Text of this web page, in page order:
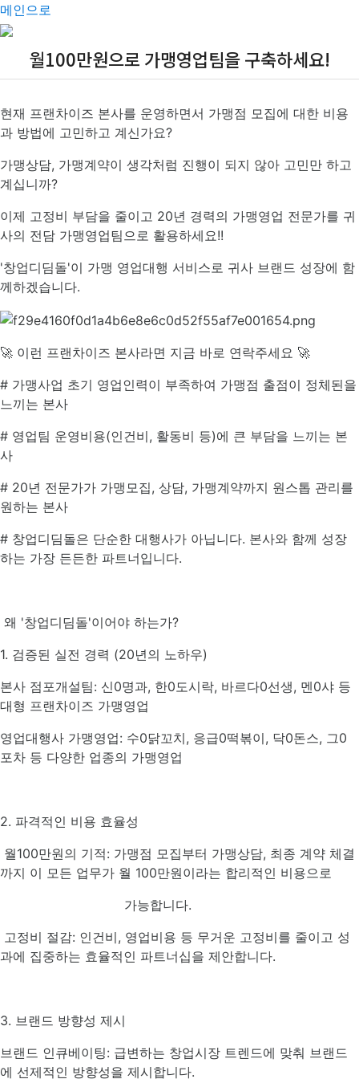
메인으로
월100만원으로 가맹영업팀을 구축하세요!
현재 프랜차이즈 본사를 운영하면서 가맹점 모집에 대한 비용
과 방법에 고민하고 계신가요?
가맹상담, 가맹계약이 생각처럼 진행이 되지 않아 고민만 하고
계십니까?
이제 고정비 부담을 줄이고 20년 경력의 가맹영업 전문가를 귀
사의 전담 가맹영업팀으로 활용하세요!!
'창업디딤돌'이 가맹 영업대행 서비스로 귀사 브랜드 성장에 함
께하겠습니다.
🚀 이런 프랜차이즈 본사라면 지금 바로 연락주세요 🚀
# 가맹사업 초기 영업인력이 부족하여 가맹점 출점이 정체된을
느끼는 본사
# 영업팀 운영비용(인건비, 활동비 등)에 큰 부담을 느끼는 본
사
# 20년 전문가가 가맹모집, 상담, 가맹계약까지 원스톱 관리를
원하는 본사
# 창업디딤돌은 단순한 대행사가 아닙니다. 본사와 함께 성장
하는 가장 든든한 파트너입니다.
왜 '창업디딤돌'이어야 하는가?
1. 검증된 실전 경력 (20년의 노하우)
본사 점포개설팀: 신0명과, 한0도시락, 바르다0선생, 멘0샤 등
대형 프랜차이즈 가맹영업
영업대행사 가맹영업: 수0닭꼬치, 응급0떡볶이, 닥0돈스, 그0
포차 등 다양한 업종의 가맹영업
2. 파격적인 비용 효율성
월100만원의 기적: 가맹점 모집부터 가맹상담, 최종 계약 체결
까지 이 모든 업무가 월 100만원이라는 합리적인 비용으로
가능합니다.
고정비 절감: 인건비, 영업비용 등 무거운 고정비를 줄이고 성
과에 집중하는 효율적인 파트너십을 제안합니다.
3. 브랜드 방향성 제시
브랜드 인큐베이팅: 급변하는 창업시장 트렌드에 맞춰 브랜드
에 선제적인 방향성을 제시합니다.